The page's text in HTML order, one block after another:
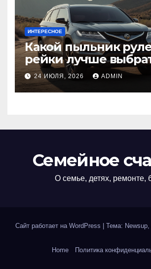
ИНТЕРЕСНОЕ
Какой пыльник
рейки лучше
оригинальный или
резина или
24 ИЮЛЯ, 2026 ADMIN
Семейное
О семье, детях, ремонте,
Сайт работает на WordPress Тема: Newsup,
Home Политика